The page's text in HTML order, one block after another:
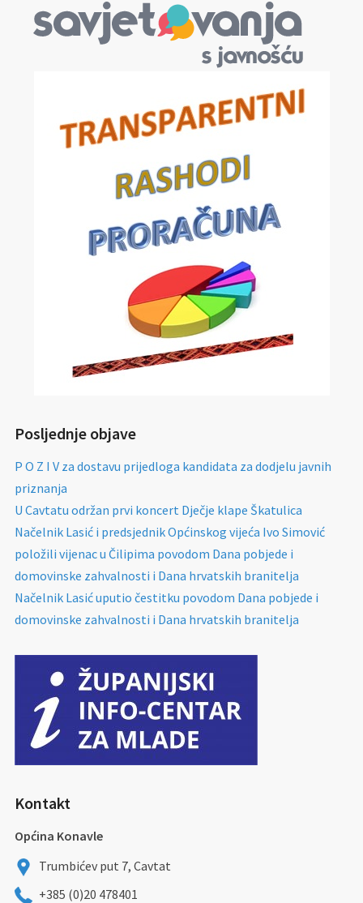
Posljednje objave
P O Z I V za dostavu prijedloga kandidata za dodjelu javnih
priznanja
U Cavtatu održan prvi koncert Dječje klape Škatulica
Načelnik Lasić i predsjednik Općinskog vijeća Ivo Simović
položili vijenac u Čilipima povodom Dana pobjede i
domovinske zahvalnosti i Dana hrvatskih branitelja
Načelnik Lasić uputio čestitku povodom Dana pobjede i
domovinske zahvalnosti i Dana hrvatskih branitelja
Kontakt
Općina Konavle
Trumbićev put 7, Cavtat
+385 (0)20 478401